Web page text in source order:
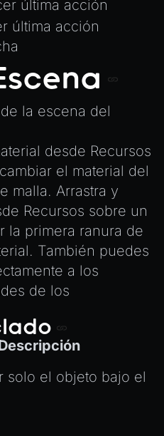
última acción
última acción
la escena del
desde Recursos
el material del
malla. Arrastra y
Recursos sobre un
la primera ranura de
También puedes
a los
de los
solo el objeto bajo el